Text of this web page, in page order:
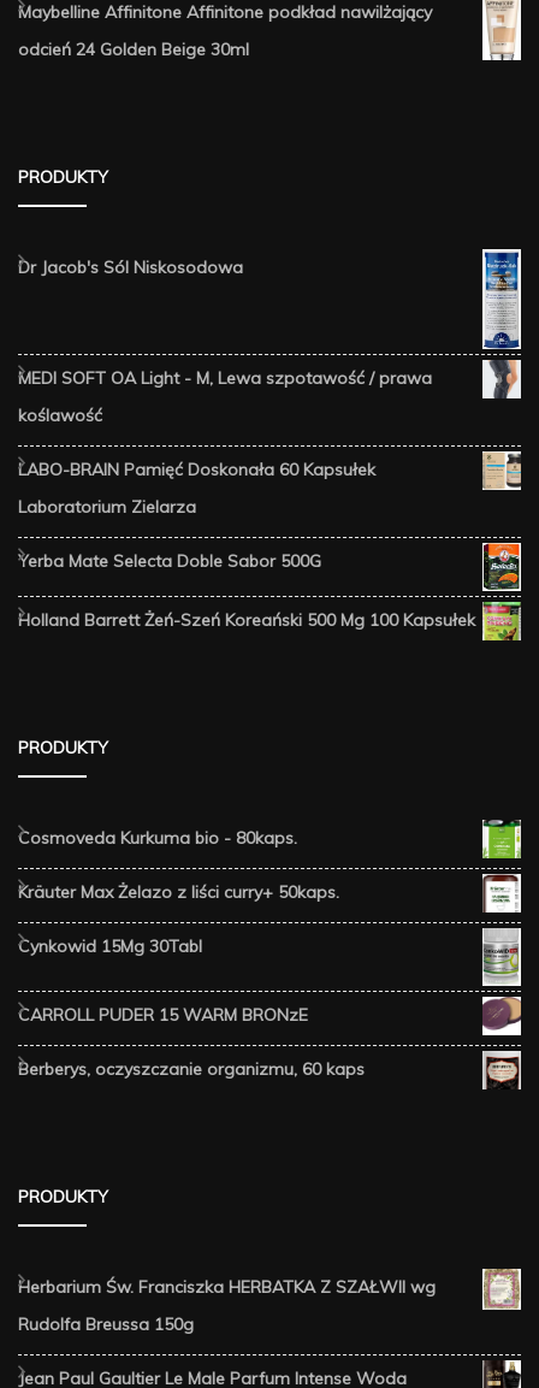
Maybelline Affinitone Affinitone podkład nawilżający
odcień 24 Golden Beige 30ml
PRODUKTY
Dr Jacob's Sól Niskosodowa
MEDI SOFT OA Light - M, Lewa szpotawość / prawa
koślawość
LABO-BRAIN Pamięć Doskonała 60 Kapsułek
Laboratorium Zielarza
Yerba Mate Selecta Doble Sabor 500G
Holland Barrett Żeń-Szeń Koreański 500 Mg 100 Kapsułek
PRODUKTY
Cosmoveda Kurkuma bio - 80kaps.
Kräuter Max Żelazo z liści curry+ 50kaps.
Cynkowid 15Mg 30Tabl
CARROLL PUDER 15 WARM BRONzE
Berberys, oczyszczanie organizmu, 60 kaps
PRODUKTY
Herbarium Św. Franciszka HERBATKA Z SZAŁWII wg
Rudolfa Breussa 150g
Jean Paul Gaultier Le Male Parfum Intense Woda